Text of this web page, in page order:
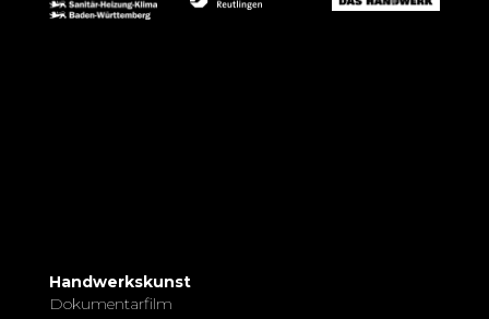
Handwerkskunst
Dokumentarfilm